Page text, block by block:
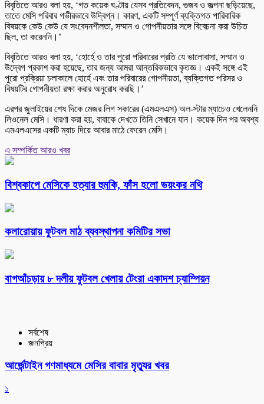
বিবৃতিতে আরও বলা হয়, ‘গত কয়েক ঘণ্টায় যেসব প্রতিবেদন, গুজব ও জল্পনা ছড়িয়েছে,
তাতে মেসি পরিবার গভীরভাবে উদ্বিগ্ন। কারণ, একটি সম্পূর্ণ ব্যক্তিগত পারিবারিক
বিষয়কে কেউ কেউ যে সংবেদনশীলতা, সম্মান ও গোপনীয়তার সঙ্গে বিবেচনা করা উচিত
ছিল, তা করেননি।’
বিবৃতিতে আরও বলা হয়, ‘হোর্হে ও তার পুরো পরিবারের প্রতি যে ভালোবাসা, সম্মান ও
উদ্বেগ প্রকাশ করা হয়েছে, তার জন্য আমরা আন্তরিকভাবে কৃতজ্ঞ। একই সঙ্গে এই
পুরো প্রক্রিয়া চলাকালে হোর্হে এবং তার পরিবারের গোপনীয়তা, ব্যক্তিগত পরিসর ও
বিষয়টির গোপনীয়তা রক্ষা করার অনুরোধ করছি।’
এরপর জুলাইয়ের শেষ দিকে মেজর লিগ সকারের (এমএলএস) অল-স্টার ম্যাচেও খেলেননি
লিওনেল মেসি। ধারণা করা হয়, বাবাকে দেখতে তিনি সেখানে যান। কয়েক দিন পর অবশ্য
এমএলএসের একটি ম্যাচ দিয়ে আবার মাঠে ফেরেন মেসি।
এ সম্পর্কিত আরও খবর
বিশ্বকাপে মেসিকে হত্যার হুমকি, ফাঁস হলো ভয়ংকর নথি
কলারোয়ায় ফুটবল মাঠ ব্যবস্থাপনা কমিটির সভা
বাগআঁচড়ায় ৮ দলীয় ফুটবল খেলায় টেংরা একাদশ চ্যাম্পিয়ন
সর্বশেষ
জনপ্রিয়
আর্জেন্টাইন গণমাধ্যমে মেসির বাবার মৃত্যুর খবর
১